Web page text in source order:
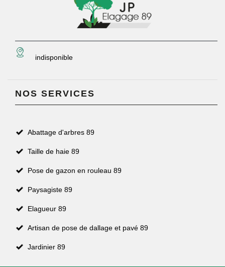
indisponible
NOS SERVICES
Abattage d'arbres 89
Taille de haie 89
Pose de gazon en rouleau 89
Paysagiste 89
Elagueur 89
Artisan de pose de dallage et pavé 89
Jardinier 89